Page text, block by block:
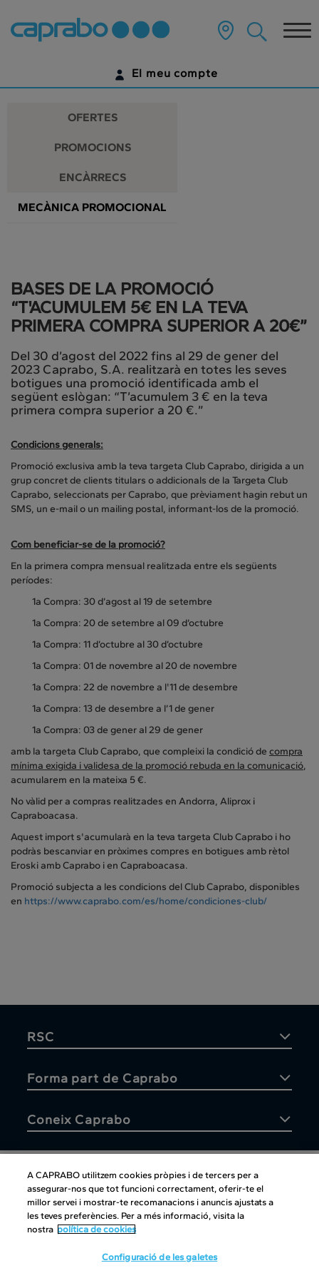
Promocions
descomptes
als
nostres
supermercats
contingut
pàgina
El meu compte
ENCARA NO TENS UN COMPTE DIGITAL?
OFERTES
PROMOCIONS
ENCÀRRECS
MECÀNICA PROMOCIONAL
BASES DE LA PROMOCIÓ
“T'ACUMULEM 5€ EN LA TEVA
PRIMERA COMPRA SUPERIOR A 20€”
Del 30 d’agost del 2022 fins al 29 de gener del
2023 Caprabo, S.A. realitzarà en totes les seves
botigues una promoció identificada amb el
següent eslògan: “T’acumulem 3 € en la teva
primera compra superior a 20 €.”
Condicions generals:
Promoció exclusiva amb la teva targeta Club Caprabo, dirigida a un
grup concret de clients titulars o addicionals de la Targeta Club
Caprabo, seleccionats per Caprabo, que prèviament hagin rebut un
SMS, un e-mail o un mailing postal, informant-los de la promoció.
Com beneficiar-se de la promoció?
En la primera compra mensual realitzada entre els següents
períodes:
1a Compra: 30 d’agost al 19 de setembre
1a Compra: 20 de setembre al 09 d’octubre
1a Compra: 11 d’octubre al 30 d’octubre
1a Compra: 01 de novembre al 20 de novembre
1a Compra: 22 de novembre a l'11 de desembre
1a Compra: 13 de desembre a l’1 de gener
1a Compra: 03 de gener al 29 de gener
amb la targeta Club Caprabo, que compleixi la condició de compra
mínima exigida i validesa de la promoció rebuda en la comunicació,
acumularem en la mateixa 5 €.
No vàlid per a compras realitzades en Andorra, Aliprox i
Capraboacasa.
Aquest import s'acumularà en la teva targeta Club Caprabo i ho
podràs bescanviar en pròximes compres en botigues amb rètol
Eroski amb Caprabo i en Capraboacasa.
Promoció subjecta a les condicions del Club Caprabo, disponibles
en https://www.caprabo.com/es/home/condiciones-club/
RSC
Forma part de Caprabo
Coneix Caprabo
Atenció al client
A CAPRABO utilitzem cookies pròpies i de tercers per a
assegurar-nos que tot funcioni correctament, oferir-te el
millor servei i mostrar-te recomanacions i anuncis ajustats a
les teves preferències. Per a més informació, visita la
nostra política de cookies
Configuració de les galetes